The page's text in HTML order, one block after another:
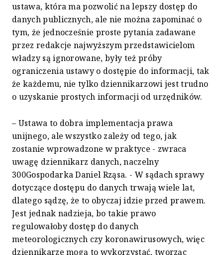
ustawa, która ma pozwolić na lepszy dostęp do
danych publicznych, ale nie można zapominać o
tym, że jednocześnie proste pytania zadawane
przez redakcje najwyższym przedstawicielom
władzy są ignorowane, były też próby
ograniczenia ustawy o dostępie do informacji, tak
że każdemu, nie tylko dziennikarzowi jest trudno
o uzyskanie prostych informacji od urzędników.
– Ustawa to dobra implementacja prawa
unijnego, ale wszystko zależy od tego, jak
zostanie wprowadzone w praktyce - zwraca
uwagę dziennikarz danych, naczelny
300Gospodarka Daniel Rząsa. - W sądach sprawy
dotyczące dostępu do danych trwają wiele lat,
dlatego sądzę, że to obyczaj idzie przed prawem.
Jest jednak nadzieja, bo takie prawo
regulowałoby dostęp do danych
meteorologicznych czy koronawirusowych, więc
dziennikarze mogą to wykorzystać, tworząc